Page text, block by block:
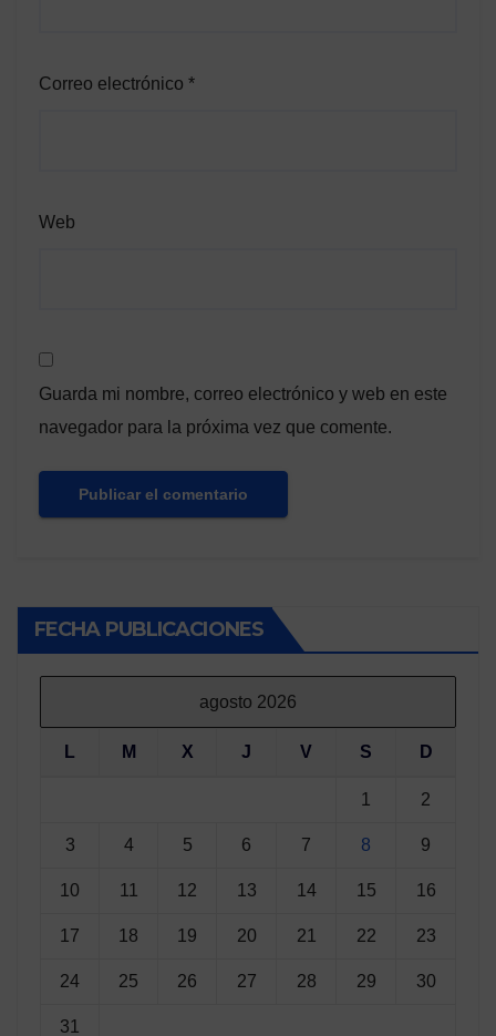
Correo electrónico *
Web
Guarda mi nombre, correo electrónico y web en este
navegador para la próxima vez que comente.
FECHA PUBLICACIONES
agosto 2026
L M X J V S D
1 2
3 4 5 6 7 8 9
10 11 12 13 14 15 16
17 18 19 20 21 22 23
24 25 26 27 28 29 30
31